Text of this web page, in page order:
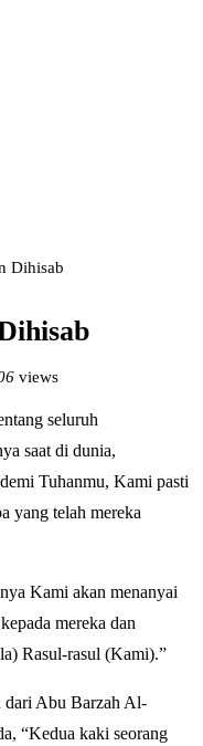
Dihisab
views
seluruh
saat di dunia,
Tuhanmu, Kami pasti
yang telah mereka
Kami akan menanyai
mereka dan
Rasul-rasul (Kami).”
Abu Barzah Al-